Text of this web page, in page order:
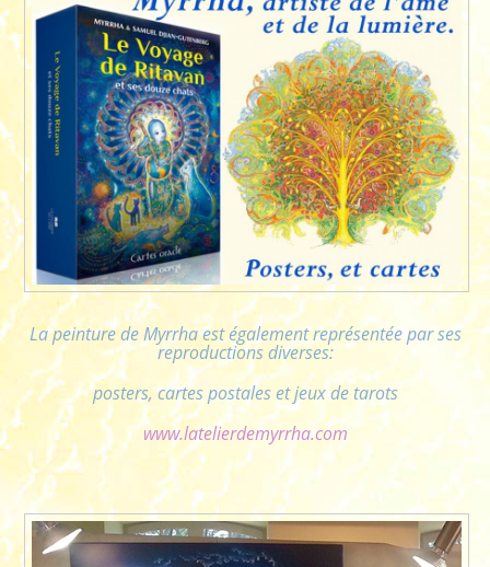
La peinture de Myrrha est également représentée par ses
reproductions diverses:
posters, cartes postales et jeux de tarots
www.latelierdemyrrha.com